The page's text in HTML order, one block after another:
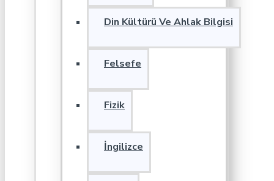
Din Kültürü Ve Ahlak Bilgisi
Felsefe
Fizik
İngilizce